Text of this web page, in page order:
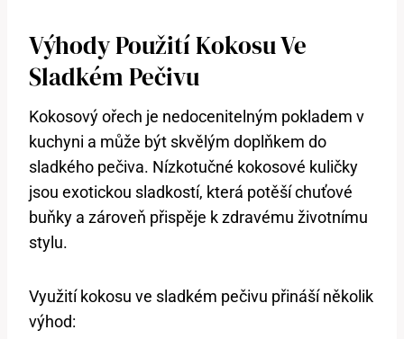
Výhody Použití Kokosu Ve
Sladkém Pečivu
Kokosový ořech je nedocenitelným pokladem v
kuchyni a může být skvělým doplňkem do
sladkého pečiva. Nízkotučné kokosové kuličky
jsou exotickou sladkostí, která potěší chuťové
buňky a zároveň přispěje k zdravému životnímu
stylu.
Využití kokosu ve sladkém pečivu přináší několik
výhod: